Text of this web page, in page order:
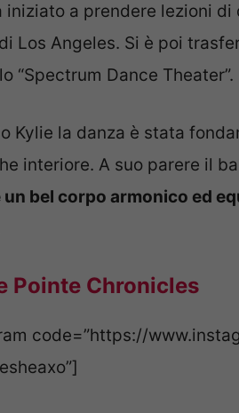
iniziato a prendere lezioni
Los Angeles. Si è poi
“Spectrum Dance Theater”.
Kylie la danza è stata
interiore. A suo parere il
un bel corpo armonico ed
Pointe Chronicles
code=”https://